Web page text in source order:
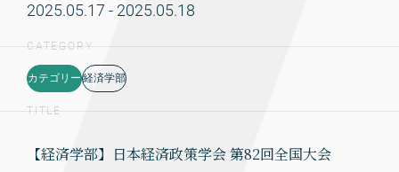
2025.05.17 - 2025.05.18
CATEGORY
カテゴリー 経済学部
TITLE
【経済学部】日本経済政策学会 第82回全国大会